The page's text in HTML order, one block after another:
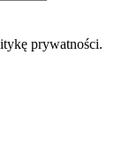
prywatności.